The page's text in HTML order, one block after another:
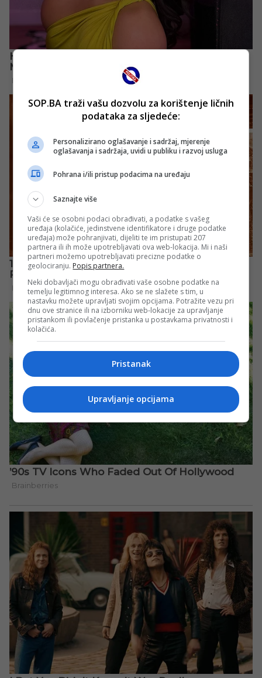
SOP.BA traži vašu dozvolu za korištenje ličnih
podataka za sljedeće:
Personalizirano oglašavanje i sadržaj, mjerenje
oglašavanja i sadržaja, uvidi u publiku i razvoj usluga
Pohrana i/ili pristup podacima na uređaju
Saznajte više
Vaši će se osobni podaci obrađivati, a podatke s vašeg
uređaja (kolačiće, jedinstvene identifikatore i druge podatke
uređaja) može pohranjivati, dijeliti te im pristupati 207
partnera ili ih može upotrebljavati ova web-lokacija. Mi i naši
partneri možemo upotrebljavati precizne podatke o
geolociranju. Popis partnera.
Neki dobavljači mogu obrađivati vaše osobne podatke na
temelju legitimnog interesa. Ako se ne slažete s tim, u
nastavku možete upravljati svojim opcijama. Potražite vezu pri
dnu ove stranice ili na izborniku web-lokacije za upravljanje
pristankom ili povlačenje pristanka u postavkama privatnosti i
kolačića.
Pristanak
Upravljanje opcijama